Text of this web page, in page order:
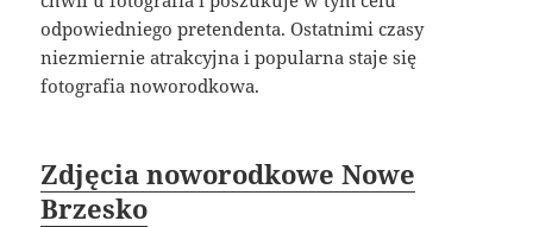
odpowiedniego pretendenta. Ostatnimi czasy
niezmiernie atrakcyjna i popularna staje się
fotografia noworodkowa.
Zdjęcia noworodkowe Nowe
Brzesko